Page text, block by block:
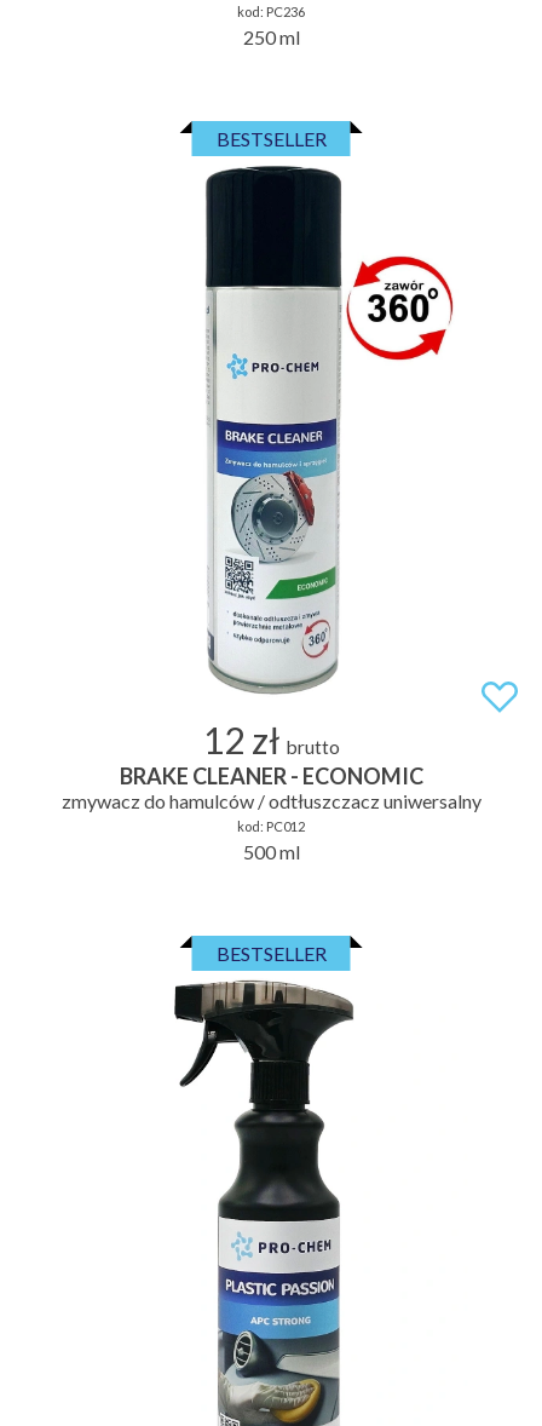
kod: PC236
250 ml
BESTSELLER
12 zł brutto
BRAKE CLEANER - ECONOMIC
zmywacz do hamulców / odtłuszczacz uniwersalny
kod: PC012
500 ml
BESTSELLER